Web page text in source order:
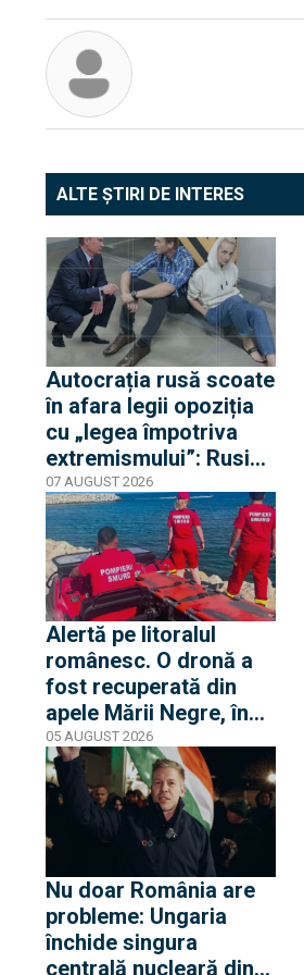
ALTE ȘTIRI DE INTERES
Autocrația rusă scoate
în afara legii opoziția
cu „legea împotriva
extremismului”: Rusia
declară „indizerabilă”
fundația Iuliei Navalnia,
soția opozantului
Aleksei Navalnîi, ucis
în închisorile siberiene
07 AUGUST 2026
Alertă pe litoralul
românesc. O dronă a
fost recuperată din
apele Mării Negre, în
apropierea plajei Loft
din Mamaia
05 AUGUST 2026
Nu doar România are
probleme: Ungaria
închide singura
centrală nucleară din